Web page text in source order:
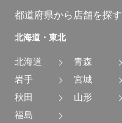
都道府県から店舗を探す
北海道・東北
北海道
青森
岩手
宮城
秋田
山形
福島